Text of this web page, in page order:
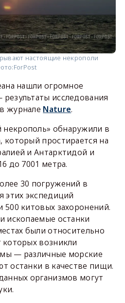
настоящие некрополи
ForPost
нашли огромное
исследования
журнале Nature.
обнаружили в
который простирается на
и Антарктидой и
до 7001 метра.
30 погружений в
этих экспедиций
500 китовых захоронений.
ископаемые останки
были относительно
возникли
— различные морские
останки в качестве пищи.
организмов могут